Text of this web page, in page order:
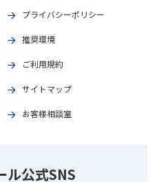
プライバシーポリシー
推奨環境
ご利用規約
サイトマップ
お客様相談室
ル公式SNS